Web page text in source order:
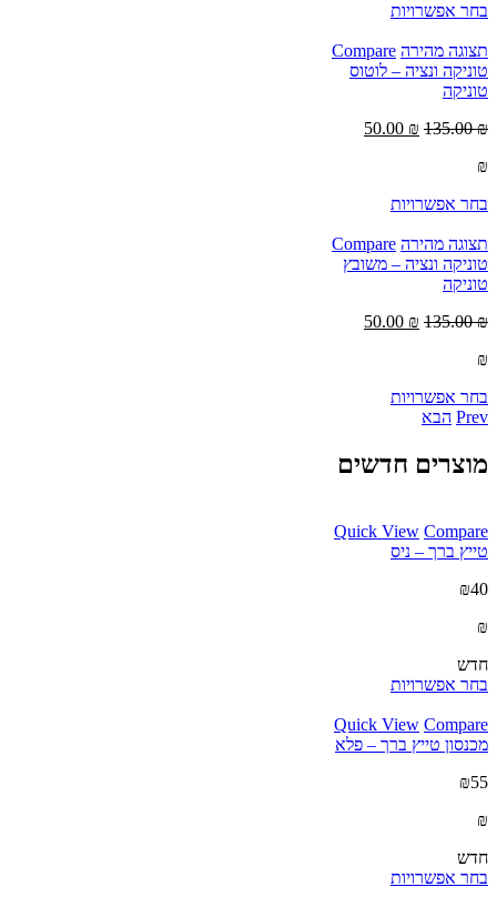
בחר אפשרויות
תצוגה מהירה Compare
טוניקה ונציה – לוטוס
טוניקה
135.00₪
50.00 ₪
₪
בחר אפשרויות
תצוגה מהירה Compare
טוניקה ונציה – משובץ
טוניקה
135.00₪
50.00 ₪
₪
בחר אפשרויות
Prev הבא
מוצרים חדשים
Quick View Compare
טייץ ברך – ניס
₪40
₪
חדש
בחר אפשרויות
Quick View Compare
מכנסון טייץ ברך – פלא
₪55
₪
חדש
בחר אפשרויות